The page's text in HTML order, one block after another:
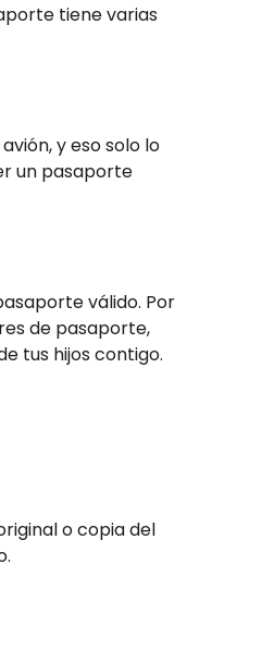
tiene varias
y eso solo lo
un pasaporte
válido. Por
de pasaporte,
tus hijos contigo.
o copia del